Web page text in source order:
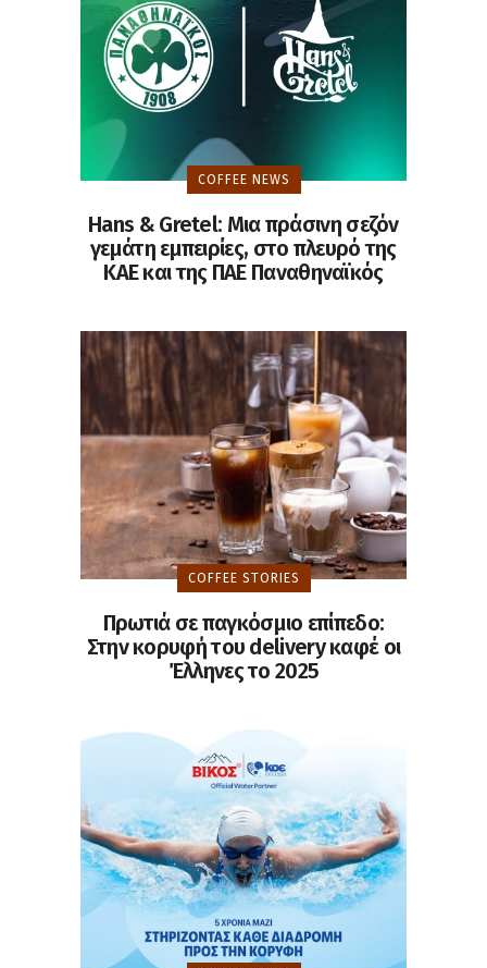
COFFEE NEWS
Hans & Gretel: Μια πράσινη σεζόν
γεμάτη εμπειρίες, στο πλευρό της
ΚΑΕ και της ΠΑΕ Παναθηναϊκός
COFFEE STORIES
Πρωτιά σε παγκόσμιο επίπεδο:
Στην κορυφή του delivery καφέ οι
Έλληνες το 2025